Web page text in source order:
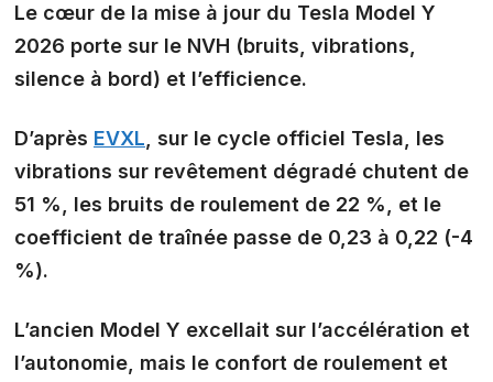
Le cœur de la mise à jour du Tesla Model Y
2026 porte sur le NVH (bruits, vibrations,
silence à bord) et l’efficience.
D’après EVXL , sur le cycle officiel Tesla, les
vibrations sur revêtement dégradé chutent de
51 %, les bruits de roulement de 22 %, et le
coefficient de traînée passe de 0,23 à 0,22 (-4
%).
L’ancien Model Y excellait sur l’accélération et
l’autonomie, mais le confort de roulement et